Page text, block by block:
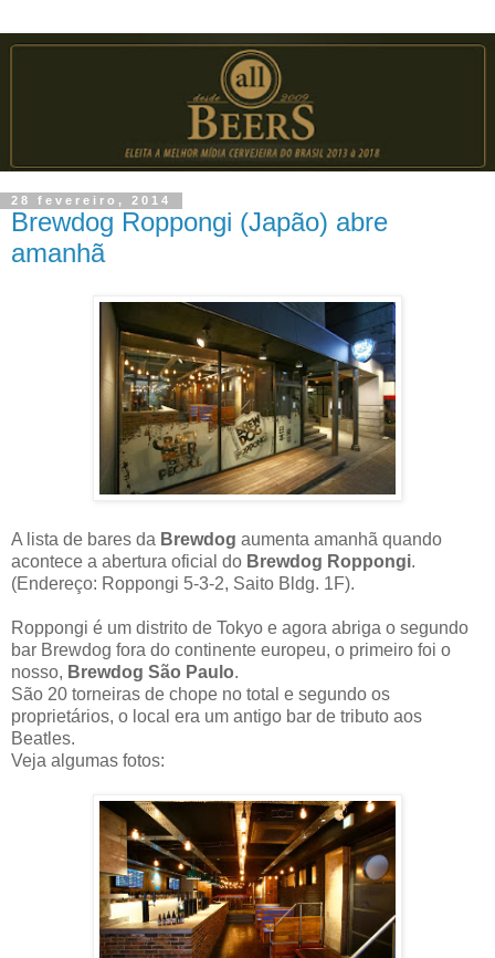
28 fevereiro, 2014
Brewdog Roppongi (Japão) abre
amanhã
A lista de bares da Brewdog aumenta amanhã quando
acontece a abertura oficial do Brewdog Roppongi.
(Endereço: Roppongi 5-3-2, Saito Bldg. 1F).
Roppongi é um distrito de Tokyo e agora abriga o segundo
bar Brewdog fora do continente europeu, o primeiro foi o
nosso, Brewdog São Paulo.
São 20 torneiras de chope no total e segundo os
proprietários, o local era um antigo bar de tributo aos
Beatles.
Veja algumas fotos: